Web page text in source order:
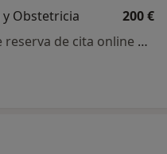
Obstetricia
200 €
Este especialista no ofrece reserva de cita online en esta dirección.